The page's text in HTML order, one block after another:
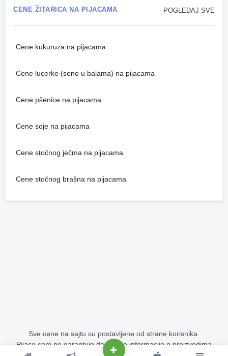
POGLEDAJ SVE
CENE ŽITARICA NA PIJACAMA
Cene kukuruza na pijacama
Cene lucerke (seno u balama) na pijacama
Cene pšenice na pijacama
Cene soje na pijacama
Cene stočnog ječma na pijacama
Cene stočnog brašna na pijacama
Sve cene na sajtu su postavljene od strane korisnika.
Pijace.com ne garantuje da su sve informacije o proizvodima